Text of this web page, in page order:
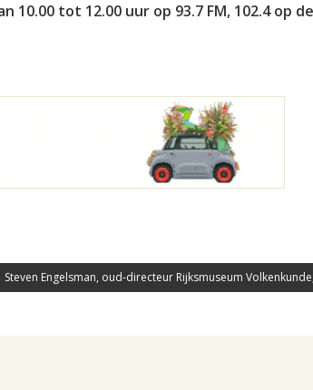
tot 12.00 uur op 93.7 FM, 102.4 op de
Steven Engelsman, oud-directeur Rijksmuseum